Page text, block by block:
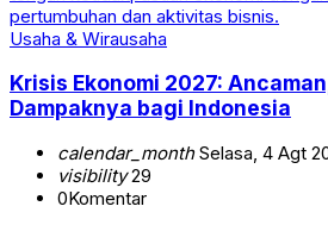
Usaha & Wirausaha
Krisis Ekonomi 2027:
Dampaknya bagi Indonesia
calendar_monthSelasa, 4 Agt
visibility29
0Komentar